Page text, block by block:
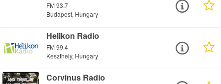
FM 93.7
Budapest, Hungary
Helikon Radio
FM 99.4
Keszthely, Hungary
Corvinus Radio